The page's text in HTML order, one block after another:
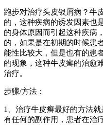
跑步对治疗头皮银屑病？牛
的，这种疾病的诱发因素也
的身体原因而引起这种疾病
的，如果是在初期的时候患
能性比较大，但是也有的患
的现象，这种牛皮癣的治愈
治疗。
步骤/方法：
1、治疗牛皮癣最好的方法
有任何的副作用，患者在治